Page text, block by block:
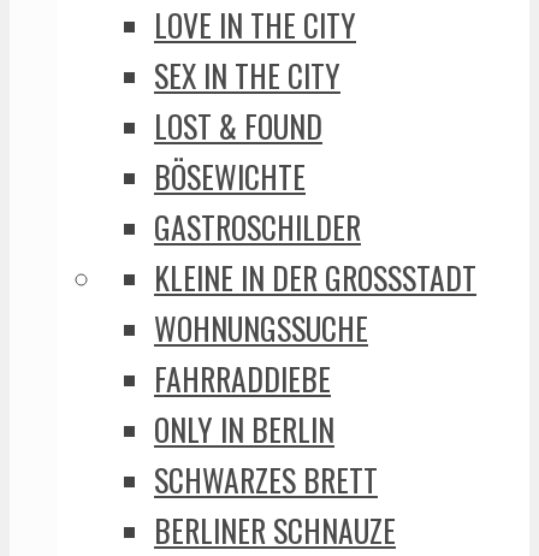
LOVE IN THE CITY
SEX IN THE CITY
LOST & FOUND
BÖSEWICHTE
GASTROSCHILDER
KLEINE IN DER GROSSSTADT
WOHNUNGSSUCHE
FAHRRADDIEBE
ONLY IN BERLIN
SCHWARZES BRETT
BERLINER SCHNAUZE